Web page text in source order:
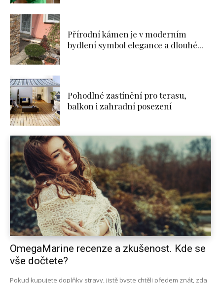
Přírodní kámen je v moderním
bydlení symbol elegance a dlouhé...
Pohodlné zastínění pro terasu,
balkon i zahradní posezení
OmegaMarine recenze a zkušenost. Kde se
vše dočtete?
Pokud kupujete doplňky stravy, jistě byste chtěli předem znát, zda